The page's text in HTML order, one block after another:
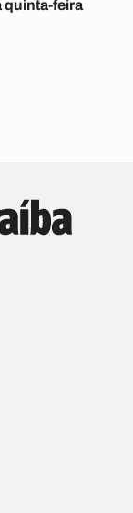
quinta-feira